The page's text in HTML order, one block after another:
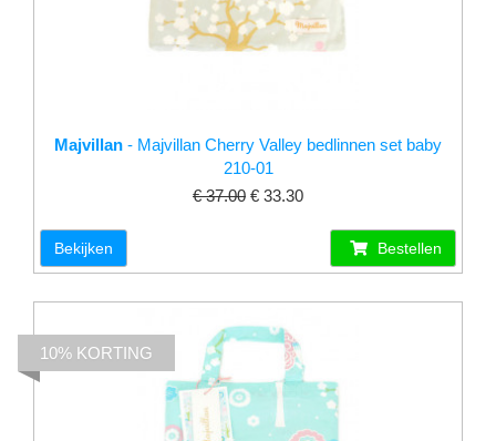
Majvillan - Majvillan Cherry Valley bedlinnen set baby
210-01
€ 37.00 € 33.30
Bekijken Bestellen
10% KORTING